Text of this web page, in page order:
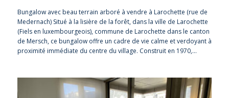
Bungalow avec beau terrain arboré à vendre à Larochette (rue de
Medernach) Situé à la lisière de la forêt, dans la ville de Larochette
(Fiels en luxembourgeois), commune de Larochette dans le canton
de Mersch, ce bungalow offre un cadre de vie calme et verdoyant à
proximité immédiate du centre du village. Construit en 1970,…